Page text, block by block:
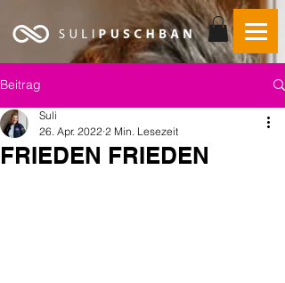
Beitrag
FRIEDEN FRIEDEN
Suli
26. Apr. 2022 2 Min. Lesezeit